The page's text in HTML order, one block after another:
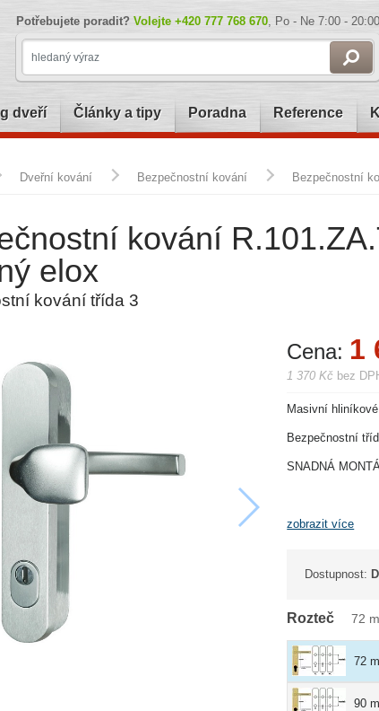
Potřebujete poradit? Volejte +420 777 768 670, Po - Ne 7:00 - 20:00
dveří Články a tipy Poradna Reference
Dveřní kování Bezpečnostní kování Bezpečnostní
kování
elox
kování třída 3
Cena: 1
1 370 Kč bez
Masivní
Bezpečnostní
SNADNÁ
zobrazit více
Dostupnost:
Rozteč 72
72
90